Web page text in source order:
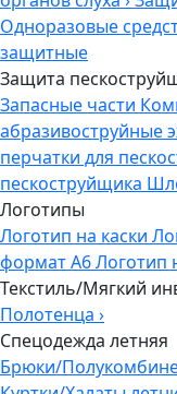
Одноразовые
защитные
Защита
Запасные части
абразивоструйные
перчатки для
пескоструйщика
Логотипы
Логотип на каски
формат А6Логотип
Текстиль/Мягкий
Полотенца ›
Спецодежда летняя
Брюки/